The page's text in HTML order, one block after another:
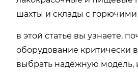
шахты и склады с
в этой статье вы узнаете,
оборудование критически
выбрать надёжную модель,